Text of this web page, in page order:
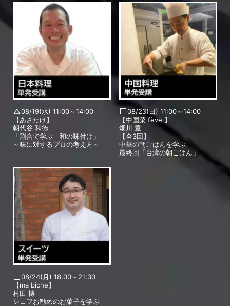
08/19(水) 11:00～14:00
【あさたけ】
朝代谷 和徳
「割合で学ぶ 和の味付け」
～味に対するプロの考え方～
08/23(日) 11:00～14:00
【中国菜 fève.】
畑川 豊
【全3回】
中華の朝ごはんを学ぶ
最終回「台湾の朝ごはん」
08/24(月) 18:00～21:30
【ma biche】
村田 博
シェフお勧めのお菓子を学ぶ